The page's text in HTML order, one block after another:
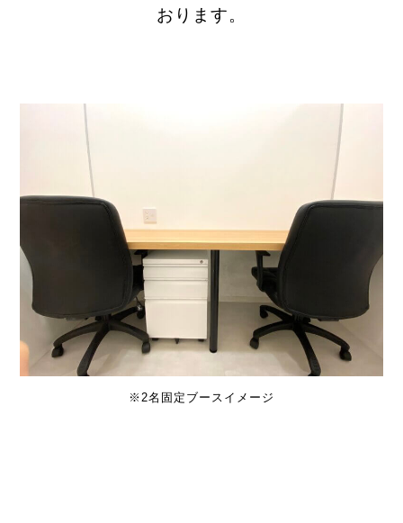
おります。
※2名固定ブースイメージ